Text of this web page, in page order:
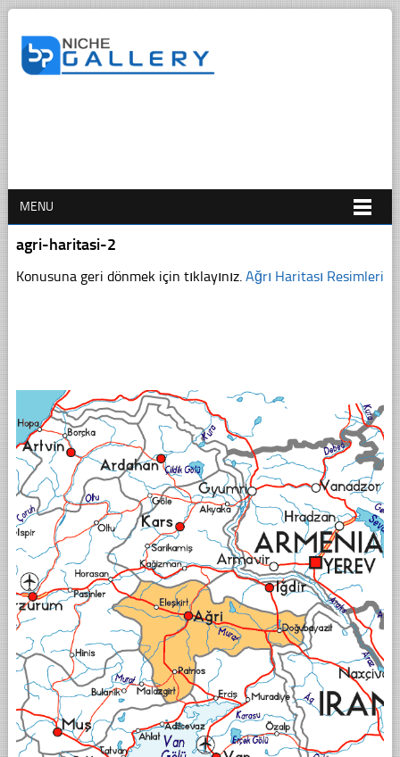
MENU
agri-haritasi-2
Konusuna geri dönmek için tıklayınız. Ağrı Haritası Resimleri